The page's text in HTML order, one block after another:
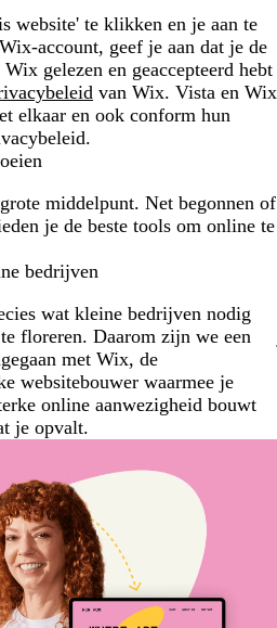
website' te klikken en je aan te
account, geef je aan dat je de
Wix gelezen en geaccepteerd hebt
van Wix. Vista en Wix
elkaar en ook conform hun
middelpunt. Net begonnen of
je de beste tools om online te
bedrijven
wat kleine bedrijven nodig
floreren. Daarom zijn we een
met Wix, de
websitebouwer waarmee je
online aanwezigheid bouwt
je opvalt.